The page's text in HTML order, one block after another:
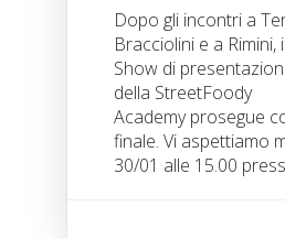
Dopo gli incontri a
Bracciolini e a Rimini,
Show di
della StreetFoody
Academy prosegue
finale. Vi aspettiamo
30/01 alle 15.00